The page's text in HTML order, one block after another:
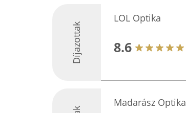
Díjazottak
LOL Optika
8.6
Madarász Optika